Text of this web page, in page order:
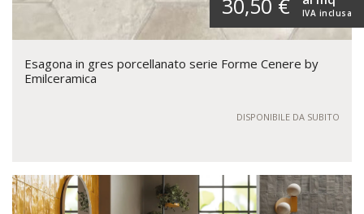
30,50 € IVA inclusa
Esagona in gres porcellanato serie Forme Cenere by
Emilceramica
DISPONIBILE DA SUBITO